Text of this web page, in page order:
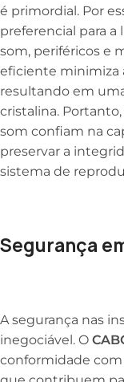
é primordial. Por
preferencial para a
som, periféricos e
eficiente minimiza
resultando em
cristalina.
som confiam na
preservar a
sistema de
Segurança
A segurança nas
inegociável. O
conformidade com